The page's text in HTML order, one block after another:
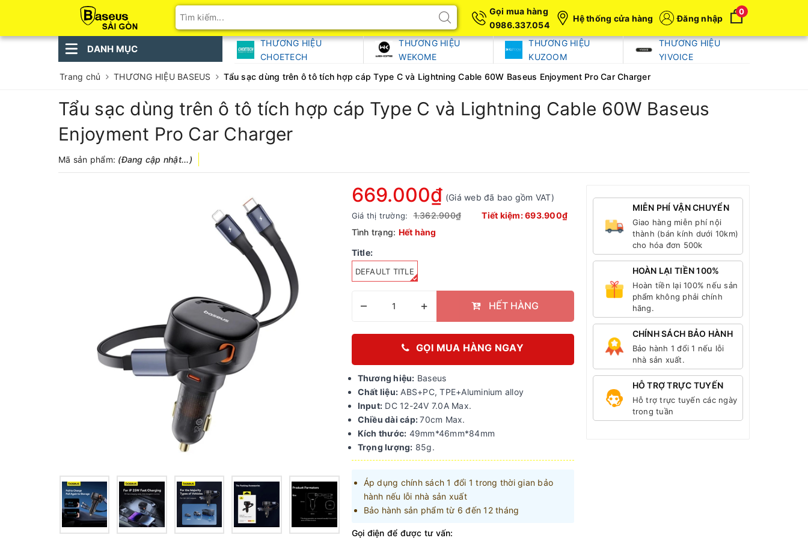
Gọi mua hàng
0986.337.054
Hệ thống cửa hàng Đăng nhập
0
DANH MỤC
THƯƠNG HIỆU
CHOETECH
THƯƠNG HIỆU
WEKOME
THƯƠNG HIỆU
KUZOOM
THƯƠNG HIỆU
YIVOICE
Trang chủ
THƯƠNG HIỆU BASEUS Tẩu sạc dùng trên ô tô tích hợp cáp Type C và Lightning Cable 60W Baseus Enjoyment Pro Car Charger
Tẩu sạc dùng trên ô tô tích hợp cáp Type C và Lightning Cable 60W Baseus
Enjoyment Pro Car Charger
Mã sản phẩm: (Đang cập nhật...)
669.000₫ (Giá web đã bao gồm VAT)
Giá thị trường: 1.362.900₫ Tiết kiệm:693.900₫
Tình trạng: Hết hàng
Title:
DEFAULT TITLE
– + HẾT HÀNG
GỌI MUA HÀNG NGAY
Thương hiệu: Baseus
Chất liệu: ABS+PC, TPE+Aluminium alloy
Input: DC 12-24V 7.0A Max.
Chiều dài cáp:70cm Max.
Kích thước: 49mm*46mm*84mm
Trọng lượng: 85g.
Áp dụng chính sách 1 đổi 1 trong thời gian bảo
hành nếu lỗi nhà sản xuất
Bảo hành sản phẩm từ 6 đến 12 tháng
Gọi điện để được tư vấn:
MIỄN PHÍ VẬN CHUYỂN
Giao hàng miễn phí nội
thành (bán kính dưới 10km)
cho hóa đơn 500k
HOÀN LẠI TIỀN 100%
Hoàn tiền lại 100% nếu sản
phẩm không phải chính
hãng.
CHÍNH SÁCH BẢO HÀNH
Bảo hành 1 đổi 1 nếu lỗi
nhà sản xuất.
HỖ TRỢ TRỰC TUYẾN
Hỗ trợ trực tuyến các ngày
trong tuần